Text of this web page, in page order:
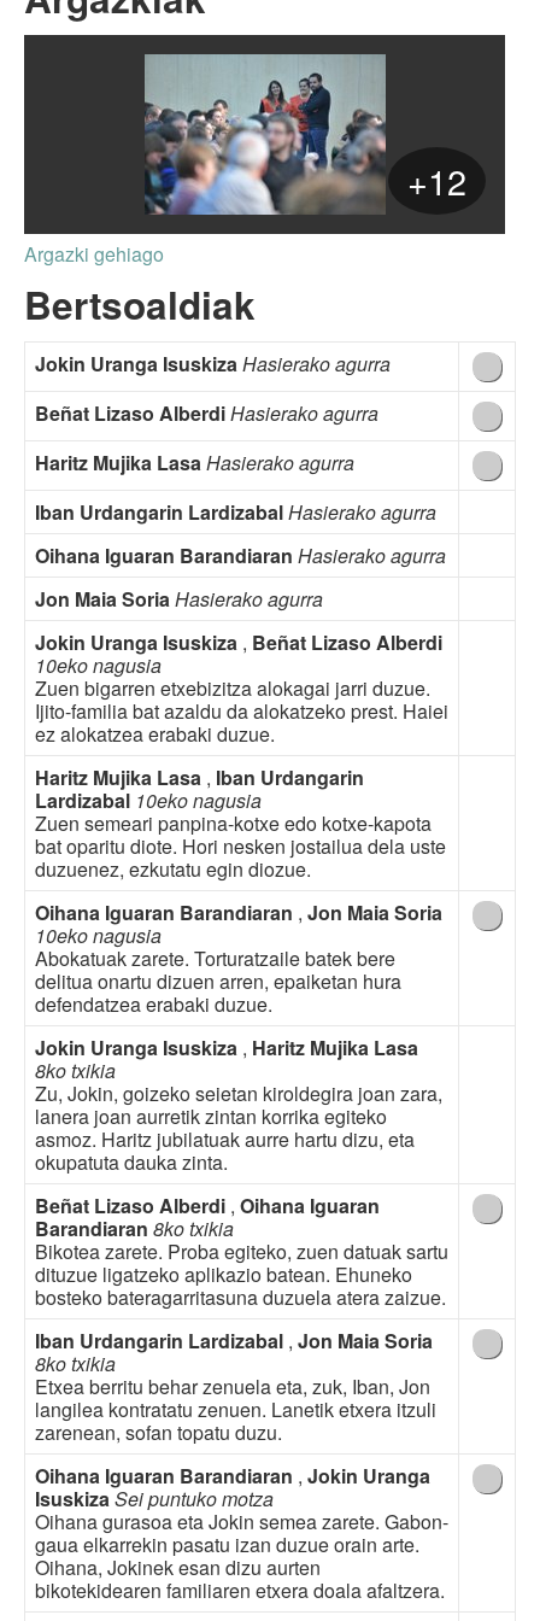
+12
Argazki gehiago
Bertsoaldiak
Jokin Uranga IsuskizaHasierako agurra
Beñat Lizaso AlberdiHasierako agurra
Haritz Mujika LasaHasierako agurra
Iban Urdangarin LardizabalHasierako agurra
Oihana Iguaran Barandiaran Hasierako agurra
Jon Maia SoriaHasierako agurra
Jokin Uranga Isuskiza , Beñat Lizaso Alberdi
10eko nagusia
Zuen bigarren etxebizitza alokagai jarri duzue.
Ijito-familia bat azaldu da alokatzeko prest. Haiei
ez alokatzea erabaki duzue.
Haritz Mujika Lasa , Iban Urdangarin
Lardizabal 10eko nagusia
Zuen semeari panpina-kotxe edo kotxe-kapota
bat oparitu diote. Hori nesken jostailua dela uste
duzuenez, ezkutatu egin diozue.
Oihana Iguaran Barandiaran , Jon Maia Soria
10eko nagusia
Abokatuak zarete. Torturatzaile batek bere
delitua onartu dizuen arren, epaiketan hura
defendatzea erabaki duzue.
Jokin Uranga Isuskiza , Haritz Mujika Lasa
8ko txikia
Zu, Jokin, goizeko seietan kiroldegira joan zara,
lanera joan aurretik zintan korrika egiteko
asmoz. Haritz jubilatuak aurre hartu dizu, eta
okupatuta dauka zinta.
Beñat Lizaso Alberdi , Oihana Iguaran
Barandiaran 8ko txikia
Bikotea zarete. Proba egiteko, zuen datuak sartu
dituzue ligatzeko aplikazio batean. Ehuneko
bosteko bateragarritasuna duzuela atera zaizue.
Iban Urdangarin Lardizabal , Jon Maia Soria
8ko txikia
Etxea berritu behar zenuela eta, zuk, Iban, Jon
langilea kontratatu zenuen. Lanetik etxera itzuli
zarenean, sofan topatu duzu.
Oihana Iguaran Barandiaran , Jokin Uranga
IsuskizaSei puntuko motza
Oihana gurasoa eta Jokin semea zarete. Gabon-
gaua elkarrekin pasatu izan duzue orain arte.
Oihana, Jokinek esan dizu aurten
bikotekidearen familiaren etxera doala afaltzera.